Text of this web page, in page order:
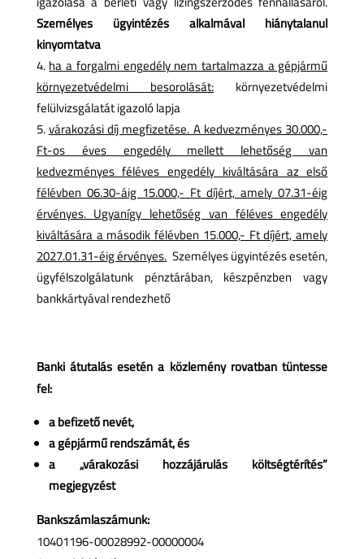
Személyes ügyintézés alkalmával hiánytalanul
kinyomtatva
ha a forgalmi engedély nem tartalmazza a gépjármű
környezetvédelmi besorolását: környezetvédelmi
felülvizsgálatát igazoló lapja
várakozási díj megfizetése. A kedvezményes 30.000,-
Ft-os éves engedély mellett lehetőség van
kedvezményes féléves engedély kiváltására az első
félévben 06.30-áig 15.000,- Ft díjért, amely 07.31-éig
érvényes. Ugyanígy lehetőség van féléves engedély
kiváltására a második félévben 15.000,- Ft díjért, amely
2027.01.31-éig érvényes. Személyes ügyintézés esetén,
ügyfélszolgálatunk pénztárában, készpénzben vagy
bankkártyával rendezhető
Banki átutalás esetén a közlemény rovatban tüntesse
fel:
a befizető nevét,
a gépjármű rendszámát, és
a „várakozási hozzájárulás költségtérítés”
megjegyzést
Bankszámlaszámunk:
10401196-00028992-00000004